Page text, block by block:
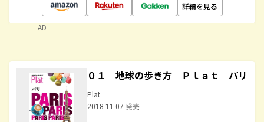
詳細を見る
AD
０１ 地球の歩き方 Ｐｌａｔ パリ
Plat
2018.11.07 発売